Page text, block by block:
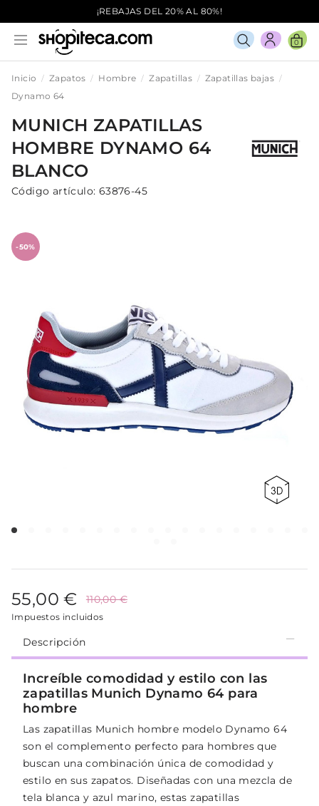
¡REBAJAS DEL 20% AL 80%!
0
Inicio Zapatos Hombre Zapatillas
Zapatillas bajas
Dynamo 64
MUNICH ZAPATILLAS
HOMBRE DYNAMO 64
BLANCO
Código artículo: 63876-45
-50%
55,00 € 110,00 €
Impuestos incluidos
Descripción
Increíble comodidad y estilo con las
zapatillas Munich Dynamo 64 para
hombre
Las zapatillas Munich hombre modelo Dynamo 64
son el complemento perfecto para hombres que
buscan una combinación única de comodidad y
estilo en sus zapatos. Diseñadas con una mezcla de
tela blanca y azul marino, estas zapatillas